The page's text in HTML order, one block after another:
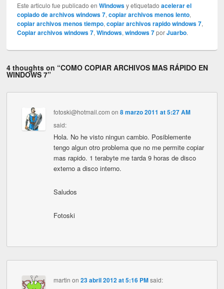
Este articulo fue publicado enWindowsy etiquetadoacelerar el
copiado de archivos windows 7,copiar archivos menos lento,
copiar archivos menos tiempo,copiar archivos rapido windows 7,
Copiar archivos windows 7,Windows,windows 7porJuarbo.
4 thoughts on “COMO COPIAR ARCHIVOS MAS RÁPIDO EN
WINDOWS 7”
fotoski@hotmail.com on 8 marzo 2011 at 5:27 AM
said:
Hola. No he visto ningun cambio. Posiblemente
tengo algun otro problema que no me permite copiar
mas rapido. 1 terabyte me tarda 9 horas de disco
externo a disco interno.
Saludos
Fotoski
martin on 23 abril 2012 at 5:16 PM said: